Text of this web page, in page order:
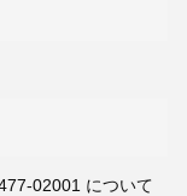
02001 について